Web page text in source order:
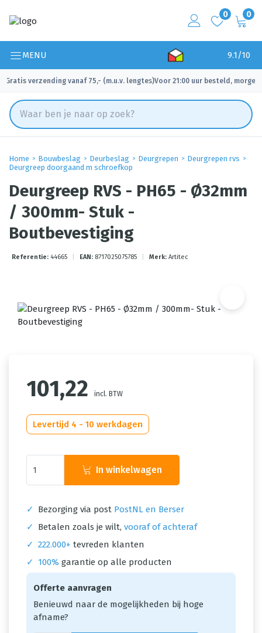
0 0
MENU 9.1/10
Gratis verzending vanaf 75,- (m.u.v. lengtes)
✓ Voor 21:00 uur besteld, morgen
Home Bouwbeslag Deurbeslag Deurgrepen
Deurgrepen rvs
Deurgreep doorgaand m schroefkop
Deurgreep RVS - PH65 - Ø32mm
/ 300mm- Stuk -
Boutbevestiging
Referentie: 44665 EAN: 8717025075785 Merk: Artitec
101,22 incl. BTW
Levertijd 4 - 10 werkdagen
In winkelwagen
✓ Bezorging via post PostNL en Berser
✓
Betalen zoals je wilt, vooraf of achteraf
✓ 222.000+ tevreden klanten
✓
100% garantie op alle producten
Offerte aanvragen
Benieuwd naar de mogelijkheden bij hoge
afname?